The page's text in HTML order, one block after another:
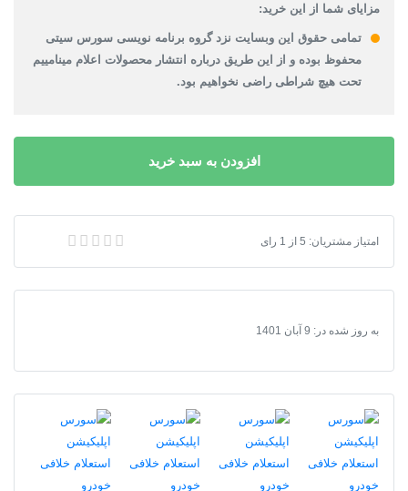
مزایای شما از این خرید:
تمامی حقوق این وبسایت نزد گروه برنامه نویسی سورس سیتی
محفوظ بوده و از این طریق درباره انتشار محصولات اعلام مینامییم
تحت هیچ شراطی راضی نخواهیم بود.
افزودن به سبد خرید
سورس اپلیکیشن استعلام خلافی خودرو
امتیاز مشتریان: 5 از 1 رای
به روز شده در: 9 آبان 1401